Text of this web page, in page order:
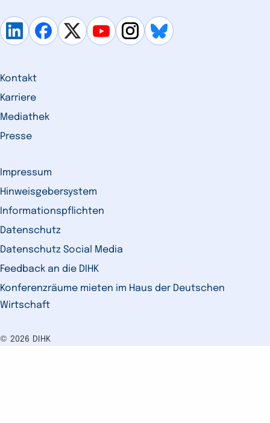
Kontakt
Karriere
Mediathek
Presse
Impressum
Hinweisgebersystem
Informationspflichten
Datenschutz
Datenschutz Social Media
Feedback an die DIHK
Konferenzräume mieten im Haus der Deutschen
Wirtschaft
© 2026 DIHK